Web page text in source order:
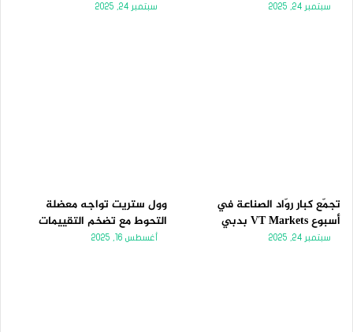
سبتمبر 24, 2025 سبتمبر 24, 2025
تجمّع كبار روّاد الصناعة في
أسبوع VT Markets بدبي
سبتمبر 24, 2025
وول ستريت تواجه معضلة
التحوط مع تضخم التقييمات
أغسطس 16, 2025